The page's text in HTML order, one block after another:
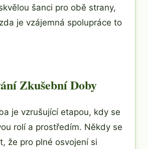
šanci pro obě strany,
je vzájemná spolupráce to
Zkušební Doby
je vzrušující etapou, kdy se
rolí a prostředím. Někdy se
že pro plné osvojení si